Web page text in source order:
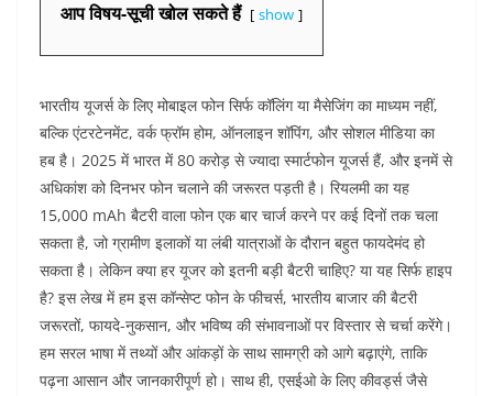
आप विषय-सूची खोल सकते हैं show
भारतीय यूजर्स के लिए मोबाइल फोन सिर्फ कॉलिंग या मैसेजिंग का माध्यम नहीं,
बल्कि एंटरटेनमेंट, वर्क फ्रॉम होम, ऑनलाइन शॉपिंग, और सोशल मीडिया का
हब है। 2025 में भारत में 80 करोड़ से ज्यादा स्मार्टफोन यूजर्स हैं, और इनमें से
अधिकांश को दिनभर फोन चलाने की जरूरत पड़ती है। रियलमी का यह
15,000 mAh बैटरी वाला फोन एक बार चार्ज करने पर कई दिनों तक चला
सकता है, जो ग्रामीण इलाकों या लंबी यात्राओं के दौरान बहुत फायदेमंद हो
सकता है। लेकिन क्या हर यूजर को इतनी बड़ी बैटरी चाहिए? या यह सिर्फ हाइप
है? इस लेख में हम इस कॉन्सेप्ट फोन के फीचर्स, भारतीय बाजार की बैटरी
जरूरतों, फायदे-नुकसान, और भविष्य की संभावनाओं पर विस्तार से चर्चा करेंगे।
हम सरल भाषा में तथ्यों और आंकड़ों के साथ सामग्री को आगे बढ़ाएंगे, ताकि
पढ़ना आसान और जानकारीपूर्ण हो। साथ ही, एसईओ के लिए कीवर्ड्स जैसे